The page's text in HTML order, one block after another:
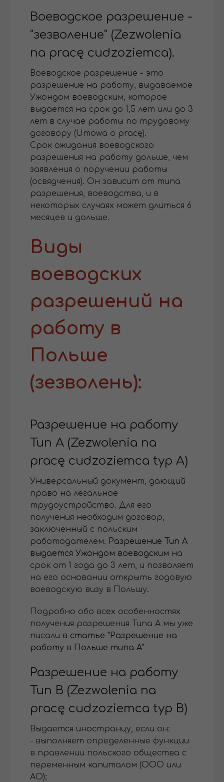
Воеводское разрешение -
"зезволение" (Zezwolenia
na pracę cudzoziemca).
Воеводское разрешение - это
разрешение на работу, выдаваемое
Ужондом воеводским, которое
выдается на срок до 1,5 лет или до 3
лет в случае работы по трудовому
договору (Umowa o pracę).
Срок ожидания воеводского
разрешения на работу дольше, чем
заявления о поручении работы
(освядчения). Он зависит от типа
разрешения, воеводства, и в
некоторых случаях может длиться 6
месяцев и дольше.
Виды
воеводских
разрешений на
работу в
Польше
(зезволень):
Разрешение на работу
Тип А (Zezwolenia na
pracę cudzoziemca typ A)
Универсальный документ, дающий
право на легальное
трудоустройство. Для его
получения необходим договор,
заключенный с польским
работодателем. Разрешение Тип А
выдается Ужондом воеводским на
срок от 1 года до 3 лет, и позволяет
на его основании открыть годовую
воеводскую визу в Польшу.
Подробно обо всех особенностях
получения разрешения Типа А мы уже
писали в статье "Разрешение на
работу в Польше типа А"
Разрешение на работу
Тип В (Zezwolenia na
pracę cudzoziemca typ В)
Выдается иностранцу, если он:
- выполняет определенные функции
в правлении польского общества с
переменным капиталом (ООО или
АО);